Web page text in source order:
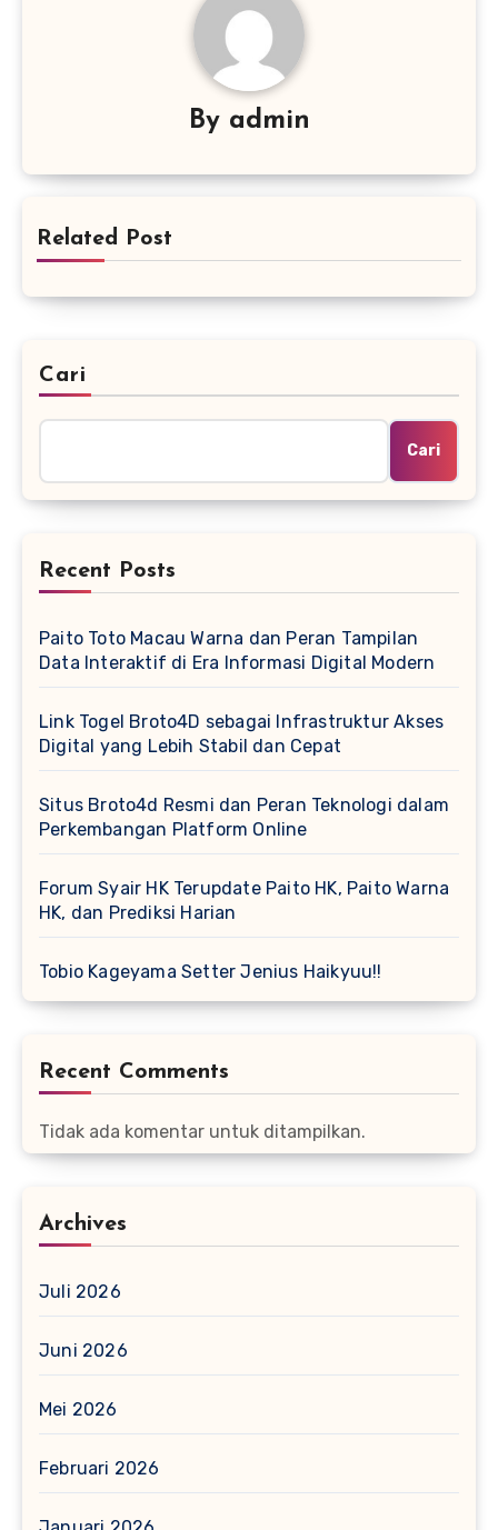
By admin
Related Post
Cari
Cari
Recent Posts
Paito Toto Macau Warna dan Peran Tampilan
Data Interaktif di Era Informasi Digital Modern
Link Togel Broto4D sebagai Infrastruktur Akses
Digital yang Lebih Stabil dan Cepat
Situs Broto4d Resmi dan Peran Teknologi dalam
Perkembangan Platform Online
Forum Syair HK Terupdate Paito HK, Paito Warna
HK, dan Prediksi Harian
Tobio Kageyama Setter Jenius Haikyuu!!
Recent Comments
Tidak ada komentar untuk ditampilkan.
Archives
Juli 2026
Juni 2026
Mei 2026
Februari 2026